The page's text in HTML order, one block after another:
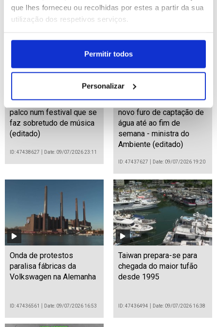
que lhes forneceu ou recolhidas por estes a partir da sua
utilização dos respetivos serviços.
Permitir todos
Personalizar
ID: 47440499 Date: 10/07/2026 11:30 ID: 47438723 Date: 10/07/2026 05:00
A Literatura ganhou um
palco num festival que se
faz sobretudo de música
(editado)
ID: 47438627 Date: 09/07/2026 23:11
Almada: Concelho vai ter
novo furo de captação de
água até ao fim de
semana - ministra do
Ambiente (editado)
ID: 47437627 Date: 09/07/2026 19:20
Onda de protestos
paralisa fábricas da
Volkswagen na Alemanha
ID: 47436561 Date: 09/07/2026 16:53
Taiwan prepara-se para
chegada do maior tufão
desde 1995
ID: 47436494 Date: 09/07/2026 16:38